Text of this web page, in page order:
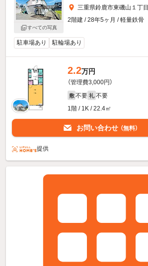
すべての写真
三重県鈴鹿市東磯山１丁目
2階建 / 28年5ヶ月 / 軽量鉄骨
駐車場あり 駐輪場あり
2.2万円
（管理費3,000円）
敷 不要 礼 不要
1階 / 1K / 22.4㎡
お問い合わせ （無料）
提供